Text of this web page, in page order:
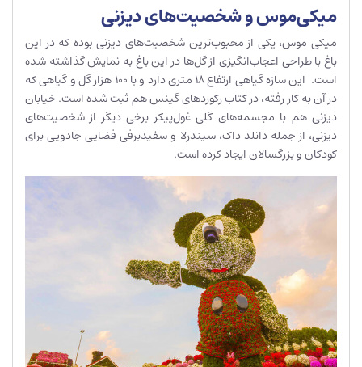
میکی‌موس و شخصیت‌های دیزنی
میکی موس، یکی از محبوب‌ترین شخصیت‌های دیزنی بوده که در این
باغ با طراحی اعجاب‌انگیزی از گل‌ها در این باغ به نمایش گذاشته شده
است. این سازه گیاهی ارتفاع 18 متری دارد و با 100 هزار گل و گیاهی که
در آن به کار رفته، در کتاب رکورد‌های گینس هم ثبت شده است. خیابان
دیزنی هم با مجسمه‌های گلی غول‌پیکر برخی دیگر از شخصیت‌های
دیزنی، از جمله دانلد داک، سیندرلا و سفیدبرفی فضایی جادویی برای
کودکان و بزرگسالان ایجاد کرده است.